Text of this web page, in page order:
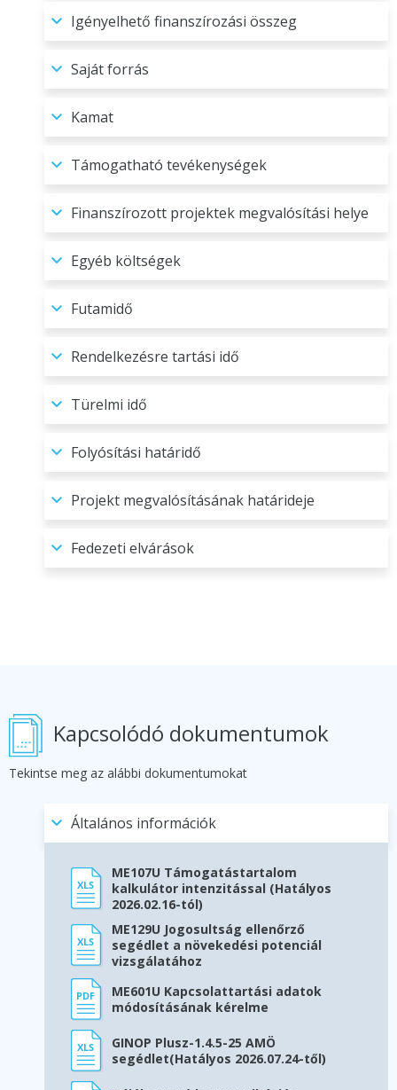
Igényelhető finanszírozási összeg
Saját forrás
Kamat
Támogatható tevékenységek
Finanszírozott projektek megvalósítási helye
Egyéb költségek
Futamidő
Rendelkezésre tartási idő
Türelmi idő
Folyósítási határidő
Projekt megvalósításának határideje
Fedezeti elvárások
Kapcsolódó dokumentumok
Tekintse meg az alábbi dokumentumokat
Általános információk
ME107U Támogatástartalom
kalkulátor intenzitással (Hatályos
2026.02.16-tól)
ME129U Jogosultság ellenőrző
segédlet a növekedési potenciál
vizsgálatához
ME601U Kapcsolattartási adatok
módosításának kérelme
GINOP Plusz-1.4.5-25 AMÖ
segédlet(Hatályos 2026.07.24-től)